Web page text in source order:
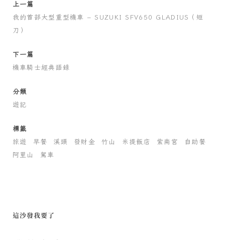
上一篇
我的首部大型重型機車 – SUZUKI SFV650 GLADIUS（短
刀）
下一篇
機車騎士經典語錄
分類
遊記
標籤
旅遊
早餐 溪頭 發財金 竹山 米提飯店 紫南宮
自助餐
阿里山
駕車
這沙發我要了